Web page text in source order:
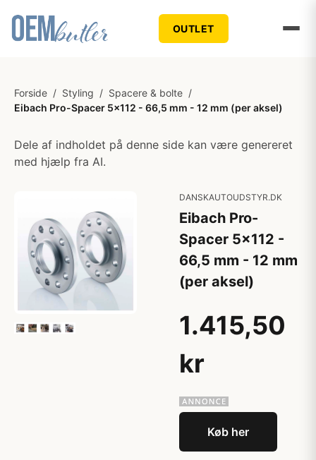
OUTLET
Forside / Styling / Spacere & bolte /
Eibach Pro-Spacer 5x112 - 66,5 mm - 12 mm (per aksel)
Dele af indholdet på denne side kan være genereret
med hjælp fra AI.
DANSKAUTOUDSTYR.DK
Eibach Pro-
Spacer 5x112 -
66,5 mm - 12 mm
(per aksel)
1.415,50
kr
Køb her